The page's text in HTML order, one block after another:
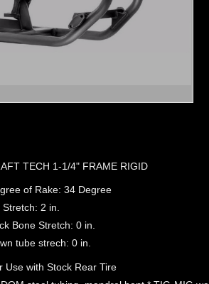
TECH 1-1/4" FRAME RIGID
of Rake: 34 Degree
Stretch: 2 in.
Bone Stretch: 0 in.
tube strech: 0 in.
Use with Stock Rear Tire